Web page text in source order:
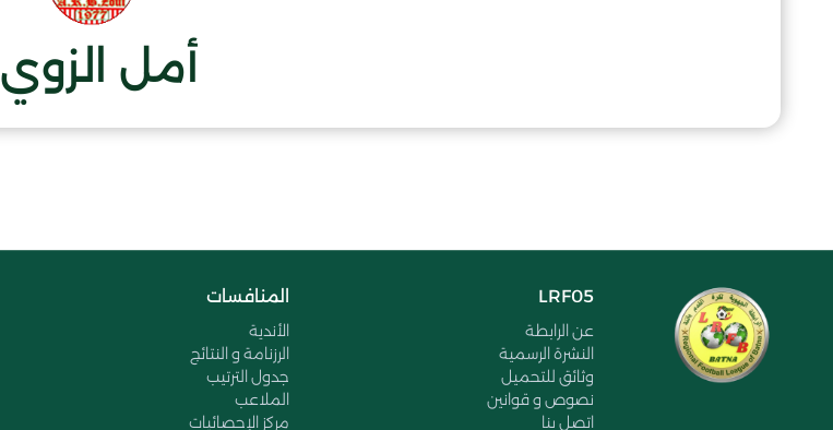
أمل الزوي
LRF05
عن الرابطة
النشرة الرسمية
وثائق للتحميل
نصوص و قوانين
اتصل بنا
المنافسات
الأندية
الرزنامة و النتائج
جدول الترتيب
الملاعب
مركز الإحصائيات